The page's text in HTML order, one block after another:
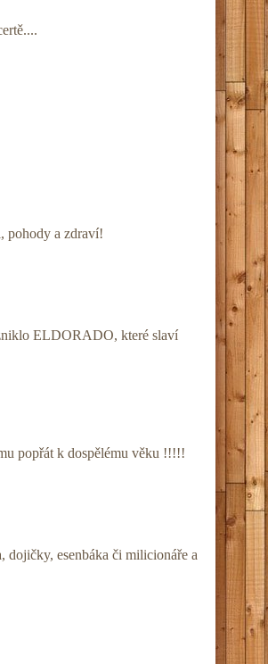
pohody a zdraví!
ELDORADO, které slaví
popřát k dospělému věku !!!!!
esenbáka či milicionáře a